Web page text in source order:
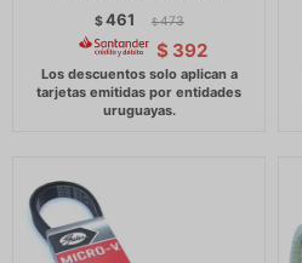
$461 $ 473
$ 392